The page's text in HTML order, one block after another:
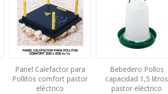
Panel Calefactor para
Pollitos comfort pastor
eléctrico
Bebedero Pollos
capacidad 1,5 litros
pastor eléctrico